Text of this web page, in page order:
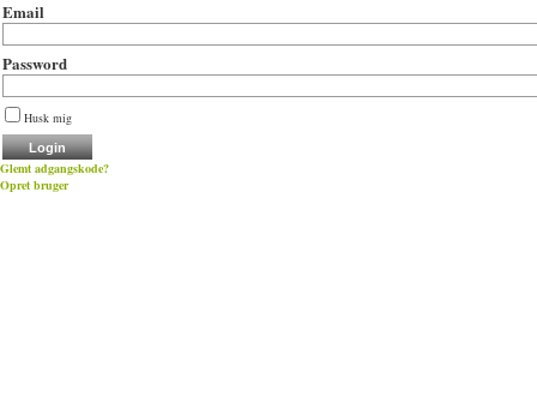
Email
Password
Husk mig
Glemt adgangskode?
Opret bruger